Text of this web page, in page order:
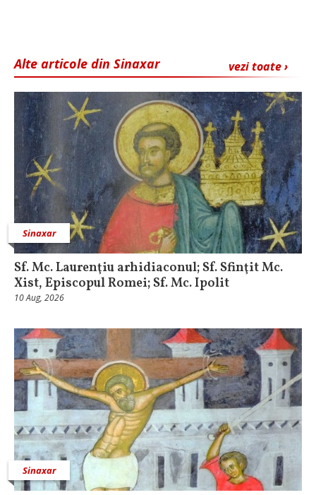
vezi toate ›
Alte articole din Sinaxar
Sinaxar
Sf. Mc. Laurenţiu arhidiaconul; Sf. Sfinţit Mc.
Xist, Episcopul Romei; Sf. Mc. Ipolit
10 Aug, 2026
Sinaxar